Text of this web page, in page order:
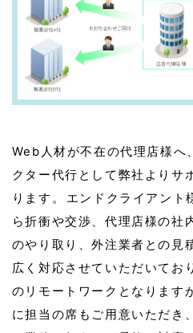
Web人材が不在の代理店様へ
クター代行として弊社よりサ
ります。 エンドクライアン
ら折衝や交渉、代理店様の社
のやり取り、外注業者との見
広く対応させていただいてお
のリモートワークとなります
に担当の席もご用意いただき